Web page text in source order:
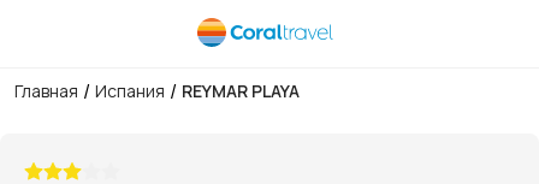
Главная / Испания / REYMAR PLAYA